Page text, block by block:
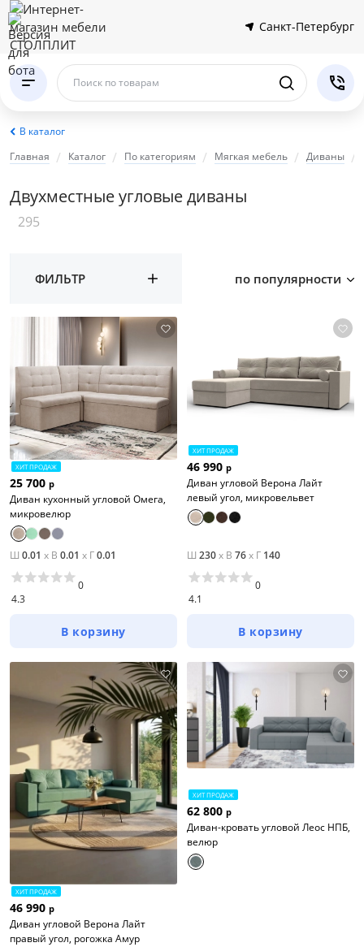
Санкт-Петербург
Поиск по товарам
В каталог
Главная
Каталог По категориям Мягкая мебель Диваны
Двухместные угловые диваны
295
ФИЛЬТР по популярности
ХИТ ПРОДАЖ
25 700 р
Диван кухонный угловой Омега,
микровелюр
Ш 0.01 x В 0.01 x Г0.01
4.3
0
В корзину
ХИТ ПРОДАЖ
46 990 р
Диван угловой Верона Лайт
левый угол, микровельвет
Ш 230x В 76x Г 140
4.1
0
В корзину
ХИТ ПРОДАЖ
46 990 р
Диван угловой Верона Лайт
правый угол, рогожка Амур
ХИТ ПРОДАЖ
62 800 р
Диван-кровать угловой Леос НПБ,
велюр